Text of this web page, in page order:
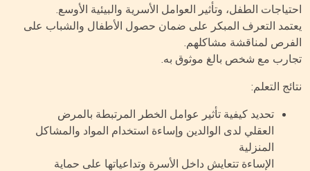
الطفل، وتأثير العوامل الأسرية والبيئية الأوسع.
التعرف المبكر على ضمان حصول الأطفال والشباب على
لمناقشة مشاكلهم.
مع شخص بالغ موثوق به.
التعلم:
تحديد كيفية تأثير عوامل الخطر المرتبطة بالمرض
العقلي لدى الوالدين وإساءة استخدام المواد والمشاكل
المنزلية
الإساءة تتعايش داخل الأسرة وتداعياتها على حماية